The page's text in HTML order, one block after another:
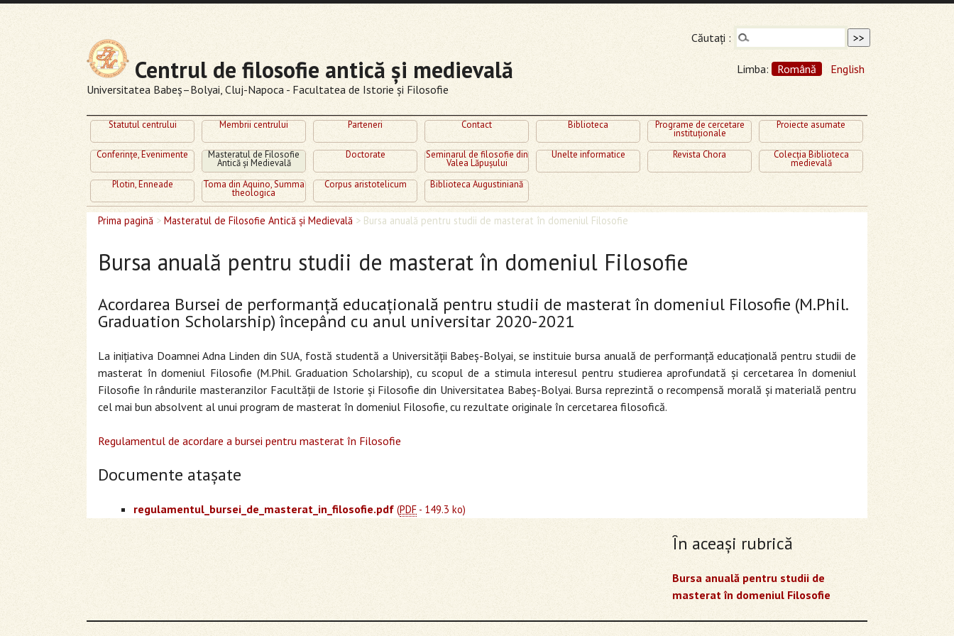
Centrul de filosofie antică şi medievală
Universitatea Babeş–Bolyai, Cluj-Napoca - Facultatea de Istorie şi Filosofie
Statutul centrului Membrii centrului Parteneri Contact Biblioteca Programe de cercetare
instituţionale
Proiecte asumate
Conferinţe, Evenimente Masteratul de Filosofie
Antică şi Medievală
Doctorate Seminarul de filosofie din
Valea Lăpuşului
Unelte informatice Revista Chora Colecţia Biblioteca
medievală
Plotin, Enneade
Toma din Aquino, Summa
theologica
Corpus aristotelicum Biblioteca Augustiniană
Prima pagină > Masteratul de Filosofie Antică şi Medievală > Bursa anuală pentru studii de masterat în domeniul Filosofie
Bursa anuală pentru studii de masterat în domeniul Filosofie
Acordarea Bursei de performanță educațională pentru studii de masterat în domeniul Filosofie (M.Phil.
Graduation Scholarship) începând cu anul universitar 2020-2021
La iniţiativa Doamnei Adna Linden din SUA, fostă studentă a Universității Babeș-Bolyai, se instituie bursa anuală de performanță educațională pentru studii de
masterat în domeniul Filosofie (M.Phil. Graduation Scholarship), cu scopul de a stimula interesul pentru studierea aprofundată și cercetarea în domeniul
Filosofie în rândurile masteranzilor Facultății de Istorie și Filosofie din Universitatea Babeș-Bolyai. Bursa reprezintă o recompensă morală și materială pentru
cel mai bun absolvent al unui program de masterat în domeniul Filosofie, cu rezultate originale în cercetarea filosofică.
Regulamentul de acordare a bursei pentru masterat în Filosofie
Documente ataşate
regulamentul_bursei_de_masterat_in_filosofie.pdf (PDF - 149.3 ko)
Căutaţi :
Limba: Română English
În aceaşi rubrică
Bursa anuală pentru studii de
masterat în domeniul Filosofie